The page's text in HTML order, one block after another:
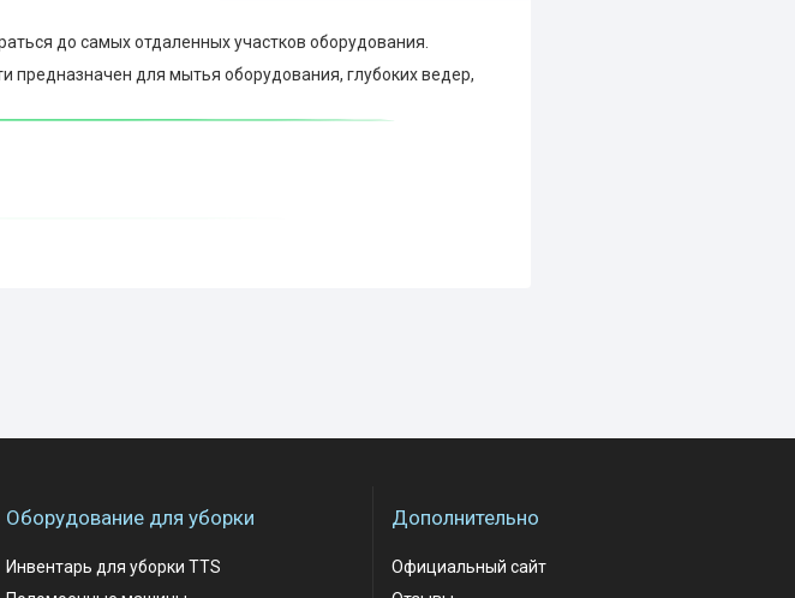
до самых отдаленных участков оборудования.
предназначен для мытья оборудования, глубоких ведер,
Оборудование для уборки
Инвентарь для уборки TTS
Дополнительно
Официальный сайт